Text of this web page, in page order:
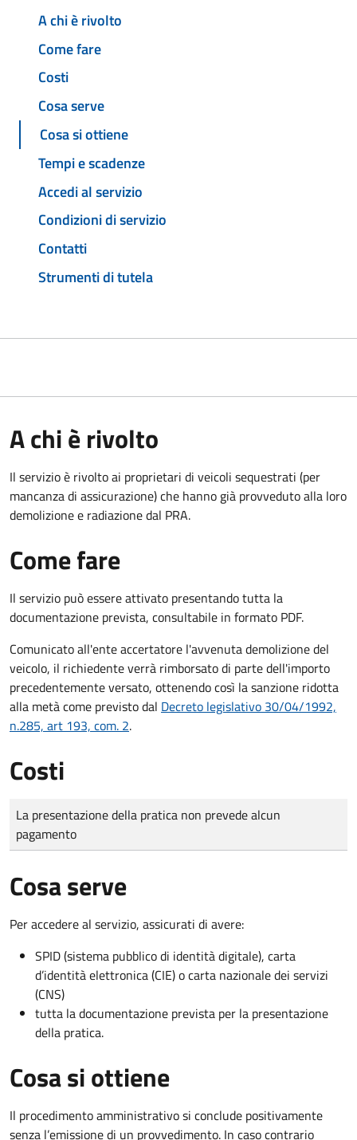
A chi è rivolto
Come fare
Costi
Cosa serve
Cosa si ottiene
Tempi e scadenze
Accedi al servizio
Condizioni di servizio
Contatti
Strumenti di tutela
A chi è rivolto
Il servizio è rivolto ai proprietari di veicoli sequestrati (per
mancanza di assicurazione) che hanno già provveduto alla loro
demolizione e radiazione dal PRA.
Come fare
Il servizio può essere attivato presentando tutta la
documentazione prevista, consultabile in formato PDF.
Comunicato all'ente accertatore l'avvenuta demolizione del
veicolo, il richiedente verrà rimborsato di parte dell'importo
precedentemente versato, ottenendo così la sanzione ridotta
alla metà come previsto dal Decreto legislativo 30/04/1992,
n.285, art 193, com. 2.
Costi
Tipo di pagamento
Importo
La presentazione della pratica non prevede alcun
pagamento
Cosa serve
Per accedere al servizio, assicurati di avere:
SPID (sistema pubblico di identità digitale), carta
d’identità elettronica (CIE) o carta nazionale dei servizi
(CNS)
tutta la documentazione prevista per la presentazione
della pratica.
Cosa si ottiene
Il procedimento amministrativo si conclude positivamente
senza l’emissione di un provvedimento. In caso contrario